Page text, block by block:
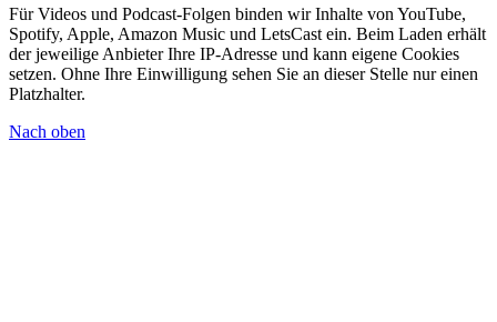
Für Videos und Podcast-Folgen binden wir Inhalte von YouTube,
Spotify, Apple, Amazon Music und LetsCast ein. Beim Laden erhält
der jeweilige Anbieter Ihre IP-Adresse und kann eigene Cookies
setzen. Ohne Ihre Einwilligung sehen Sie an dieser Stelle nur einen
Platzhalter.
Nach oben